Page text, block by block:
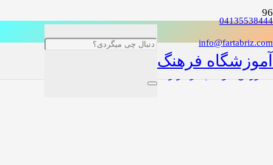
04135538444
info@fartabriz.com
آموزشگاه فرهنگ
آموزش فتوشاپ در تبریز